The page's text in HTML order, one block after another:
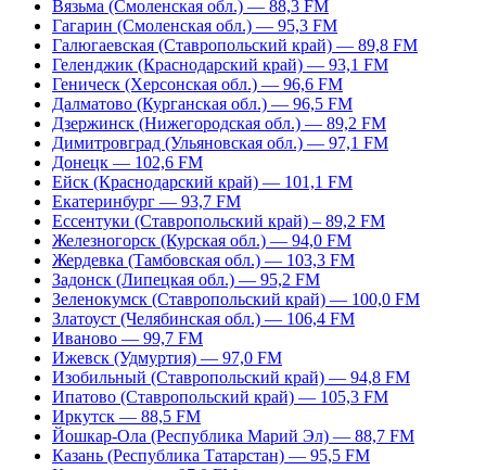
Вязьма (Смоленская обл.) — 88,3 FM
Гагарин (Смоленская обл.) — 95,3 FM
Галюгаевская (Ставропольский край) — 89,8 FM
Геленджик (Краснодарский край) — 93,1 FM
Геническ (Херсонская обл.) — 96,6 FM
Далматово (Курганская обл.) — 96,5 FM
Дзержинск (Нижегородская обл.) — 89,2 FM
Димитровград (Ульяновская обл.) — 97,1 FM
Донецк — 102,6 FM
Ейск (Краснодарский край) — 101,1 FM
Екатеринбург — 93,7 FM
Ессентуки (Ставропольский край) – 89,2 FM
Железногорск (Курская обл.) — 94,0 FM
Жердевка (Тамбовская обл.) — 103,3 FM
Задонск (Липецкая обл.) — 95,2 FM
Зеленокумск (Ставропольский край) — 100,0 FM
Златоуст (Челябинская обл.) — 106,4 FM
Иваново — 99,7 FM
Ижевск (Удмуртия) — 97,0 FM
Изобильный (Ставропольский край) — 94,8 FM
Ипатово (Ставропольский край) — 105,3 FM
Иркутск — 88,5 FM
Йошкар-Ола (Республика Марий Эл) — 88,7 FM
Казань (Республика Татарстан) — 95,5 FM